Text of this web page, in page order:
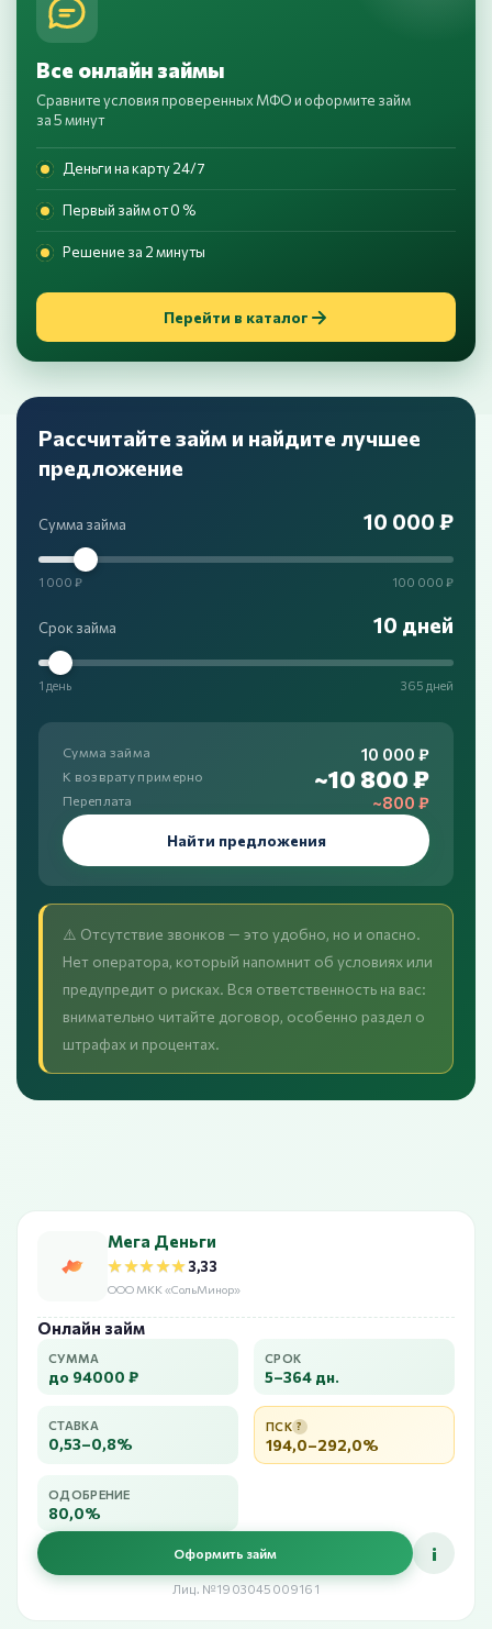
Все онлайн займы
Сравните условия проверенных МФО и оформите займ
за 5 минут
Деньги на карту 24/7
Первый займ от 0 %
Решение за 2 минуты
Перейти в каталог
Рассчитайте займ и найдите лучшее
предложение
Сумма займа 10 000 ₽
1 000 ₽ 100 000 ₽
Срок займа 10 дней
1 день 365 дней
Сумма займа 10 000 ₽
К возврату примерно ~10 800 ₽
Переплата ~800 ₽
Найти предложения
⚠️ Отсутствие звонков — это удобно, но и опасно.
Нет оператора, который напомнит об условиях или
предупредит о рисках. Вся ответственность на вас:
внимательно читайте договор, особенно раздел о
штрафах и процентах.
Мега Деньги
★★★★★
★★★★★3,33
ООО МКК «СольМинор»
Онлайн займ
СУММА
до 94000 ₽
СРОК
5–364 дн.
СТАВКА
0,53–0,8%
ПСК ?
194,0–292,0%
ОДОБРЕНИЕ
80,0%
Оформить займ i
Лиц. №1903045009161